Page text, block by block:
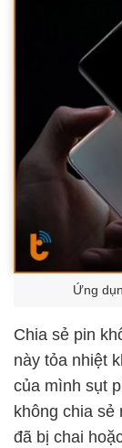
Ứng
Chia sẻ pin
này tỏa nhiệt
của mình sụt
không chia
đã bị chai